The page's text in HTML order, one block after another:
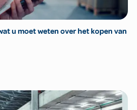
u moet weten over het kopen van